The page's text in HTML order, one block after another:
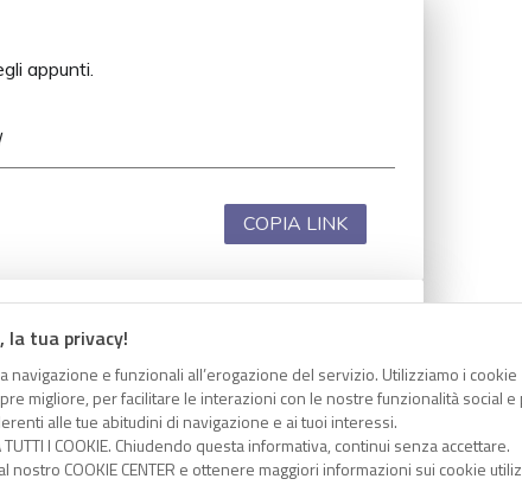
tua privacy!
e funzionali all’erogazione del servizio. Utilizziamo i cookie
migliore, per facilitare le interazioni con le nostre funzionalità social e
alle tue abitudini di navigazione e ai tuoi interessi.
I COOKIE. Chiudendo questa informativa, continui senza accettare.
COOKIE CENTER e ottenere maggiori informazioni sui cookie
appunti.
COPIA LINK
appunti.